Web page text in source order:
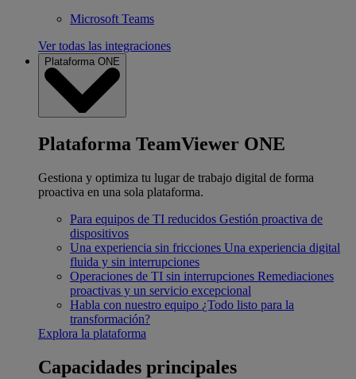
Microsoft Teams
Ver todas las integraciones
Plataforma ONE
Plataforma TeamViewer ONE
Gestiona y optimiza tu lugar de trabajo digital de forma
proactiva en una sola plataforma.
Para equipos de TI reducidos Gestión proactiva de
dispositivos
Una experiencia sin fricciones Una experiencia digital
fluida y sin interrupciones
Operaciones de TI sin interrupciones Remediaciones
proactivas y un servicio excepcional
Habla con nuestro equipo ¿Todo listo para la
transformación?
Explora la plataforma
Capacidades principales